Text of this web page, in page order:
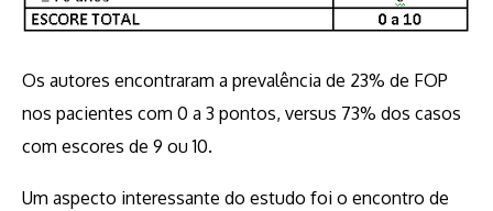
Os autores encontraram a prevalência de 23% de FOP
nos pacientes com 0 a 3 pontos, versus 73% dos casos
com escores de 9 ou 10.
Um aspecto interessante do estudo foi o encontro de